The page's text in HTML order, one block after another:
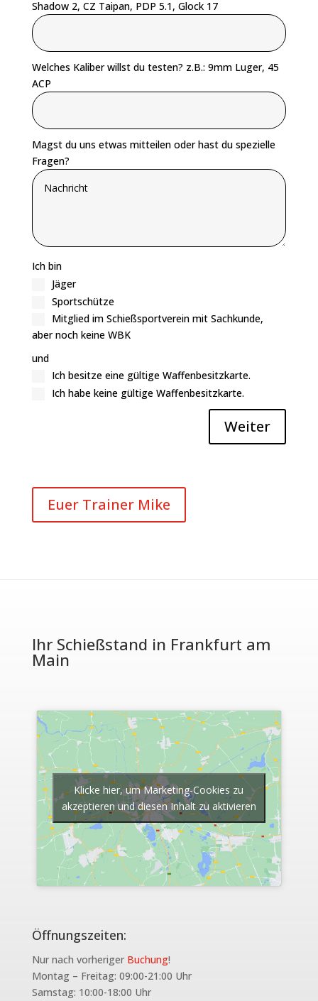
Shadow 2, CZ Taipan, PDP 5.1, Glock 17
Welches Kaliber willst du testen? z.B.: 9mm Luger, 45
ACP
Magst du uns etwas mitteilen oder hast du spezielle
Fragen?
Ich bin
Jäger
Sportschütze
Mitglied im Schießsportverein mit Sachkunde,
aber noch keine WBK
und
Ich besitze eine gültige Waffenbesitzkarte.
Ich habe keine gültige Waffenbesitzkarte.
Weiter
Euer Trainer Mike
Ihr Schießstand in Frankfurt am
Main
Klicke hier, um Marketing-Cookies zu
akzeptieren und diesen Inhalt zu aktivieren
Öffnungszeiten:
Nur nach vorheriger Buchung!
Montag – Freitag: 09:00-21:00 Uhr
Samstag: 10:00-18:00 Uhr